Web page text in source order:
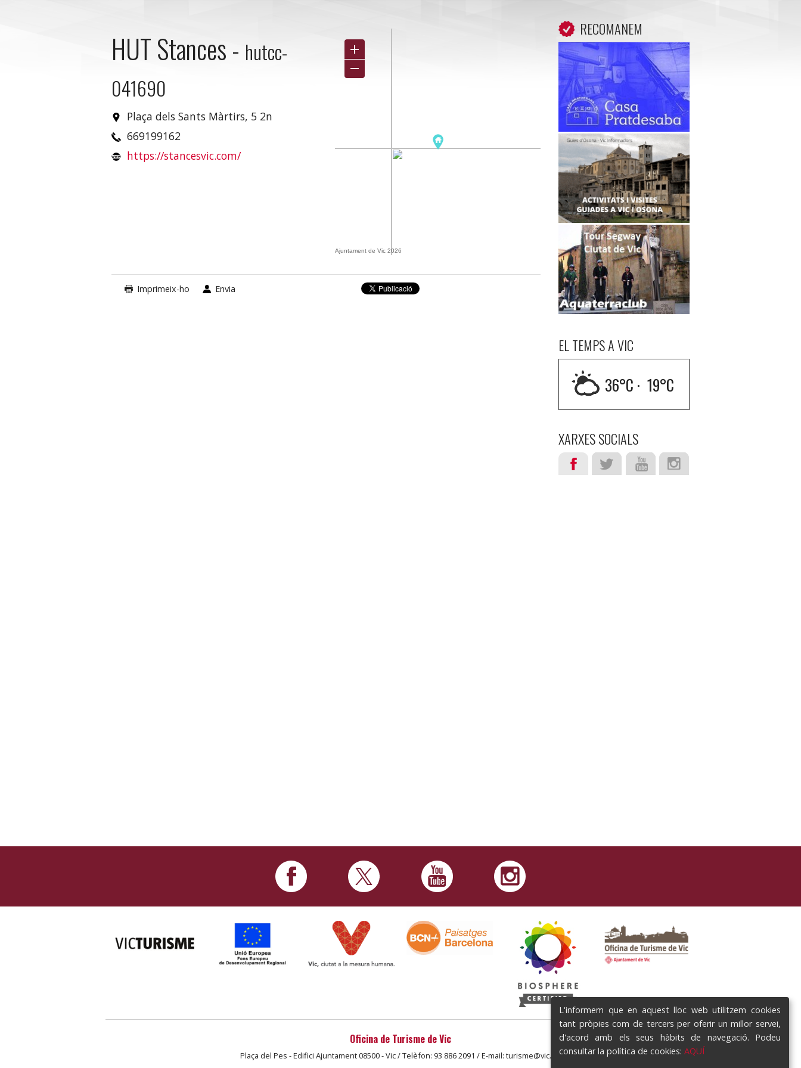
HUT Stances- hutcc-
041690
Plaça dels Sants Màrtirs, 5 2n
669199162
https://stancesvic.com/
Ajuntament de Vic 2026
Imprimeix-ho Envia
RECOMANEM
EL TEMPS A VIC
36°C · 19°C
XARXES SOCIALS
Oficina de Turisme de Vic
Plaça del Pes - Edifici Ajuntament 08500 - Vic / Telèfon: 93 886 2091 / E-mail: turisme@vic.cat
L'informem que en aquest lloc web utilitzem cookies
tant pròpies com de tercers per oferir un millor servei,
d'acord amb els seus hàbits de navegació. Podeu
consultar la política de cookies: AQUÍ